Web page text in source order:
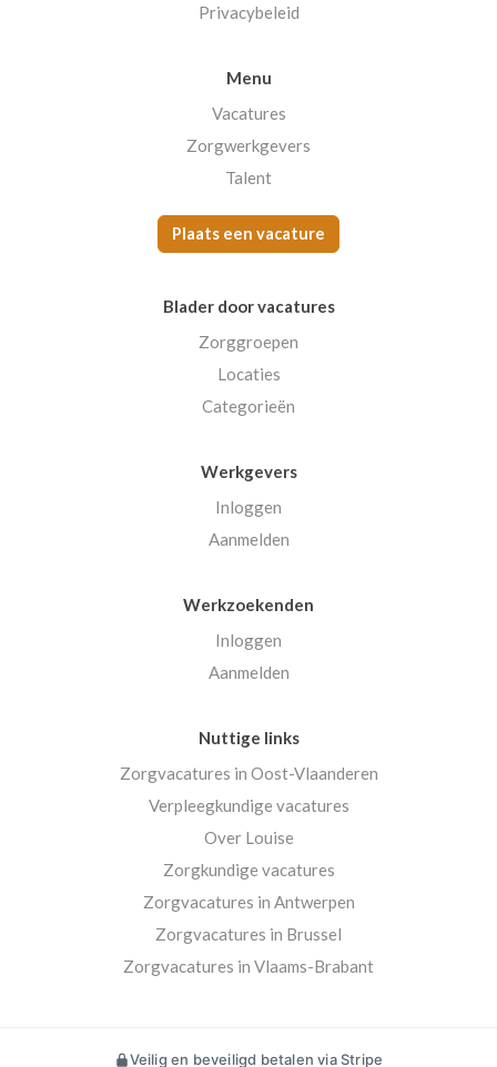
Privacybeleid
Menu
Vacatures
Zorgwerkgevers
Talent
Plaats een vacature
Blader door vacatures
Zorggroepen
Locaties
Categorieën
Werkgevers
Inloggen
Aanmelden
Werkzoekenden
Inloggen
Aanmelden
Nuttige links
Zorgvacatures in Oost-Vlaanderen
Verpleegkundige vacatures
Over Louise
Zorgkundige vacatures
Zorgvacatures in Antwerpen
Zorgvacatures in Brussel
Zorgvacatures in Vlaams-Brabant
Veilig en beveiligd betalen via Stripe